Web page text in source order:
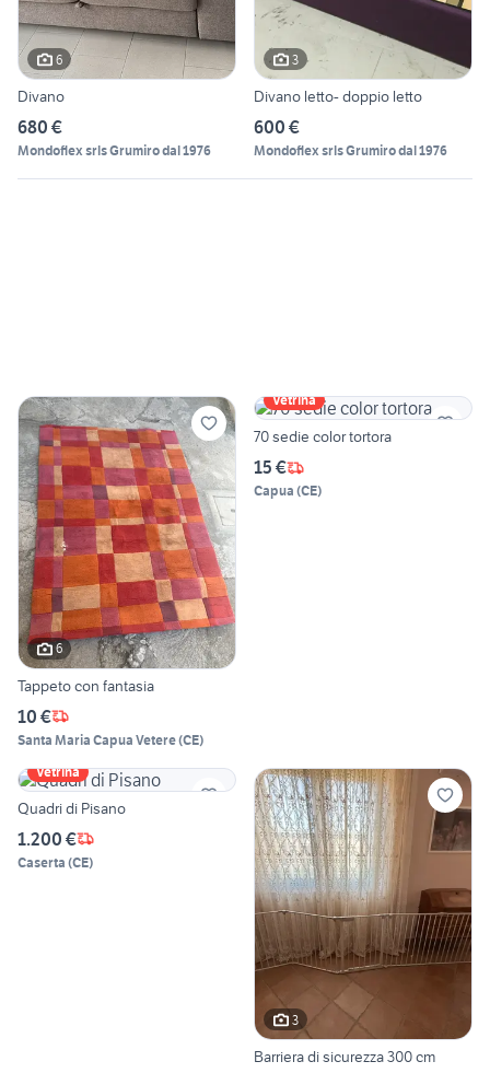
6
Divano
680 €
Mondoflex srls Grumiro dal 1976
3
Divano letto- doppio letto
600 €
Mondoflex srls Grumiro dal 1976
6
Tappeto con fantasia
10 €
Santa Maria Capua Vetere(CE)
Vetrina
70 sedie color tortora
15 €
Capua (CE)
Vetrina
Quadri di Pisano
1.200 €
Caserta (CE)
3
Barriera di sicurezza 300 cm